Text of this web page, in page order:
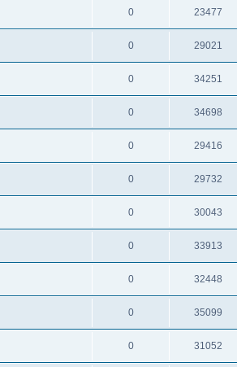
0 23477
0 29021
0 34251
0 34698
0 29416
0 29732
0 30043
0 33913
0 32448
0 35099
0 31052